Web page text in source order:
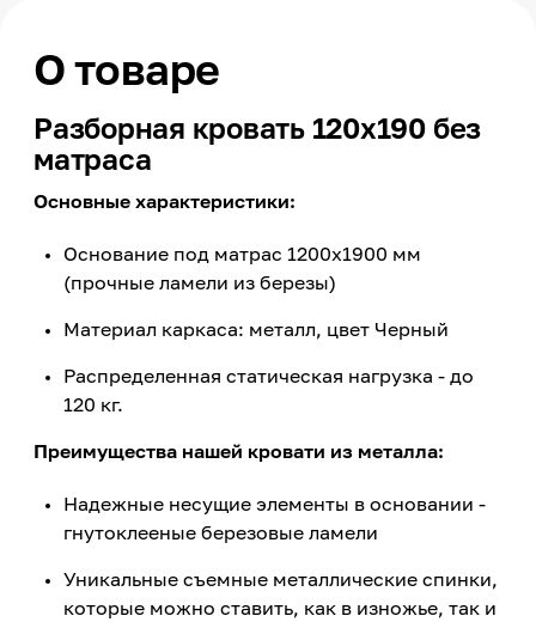
О товаре
Разборная кровать 120х190 без
матраса
Основные характеристики:
Основание под матрас 1200х1900 мм
(прочные ламели из березы)
Материал каркаса: металл, цвет Черный
Распределенная статическая нагрузка - до
120 кг.
Преимущества нашей кровати из металла:
Надежные несущие элементы в основании -
гнутоклееные березовые ламели
Уникальные съемные металлические спинки,
которые можно ставить, как в изножье, так и